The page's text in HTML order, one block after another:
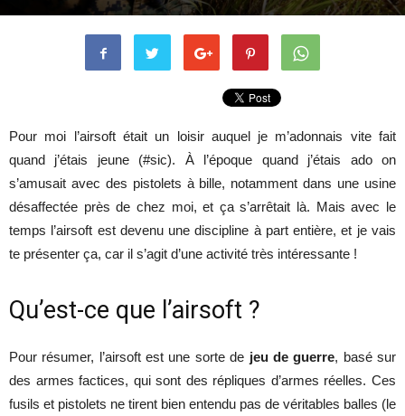
Pour moi l’airsoft était un loisir auquel je m’adonnais vite fait
quand j’étais jeune (#sic). À l’époque quand j’étais ado on
s’amusait avec des pistolets à bille, notamment dans une usine
désaffectée près de chez moi, et ça s’arrêtait là. Mais avec le
temps l’airsoft est devenu une discipline à part entière, et je vais
te présenter ça, car il s’agit d’une activité très intéressante !
Qu’est-ce que l’airsoft ?
Pour résumer, l’airsoft est une sorte de jeu de guerre, basé sur
des armes factices, qui sont des répliques d’armes réelles. Ces
fusils et pistolets ne tirent bien entendu pas de véritables balles (le